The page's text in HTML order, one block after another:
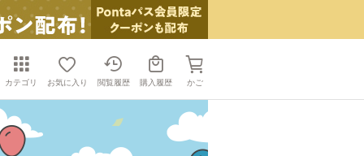
カテゴリ お気に入り 閲覧履歴 購入履歴 かご